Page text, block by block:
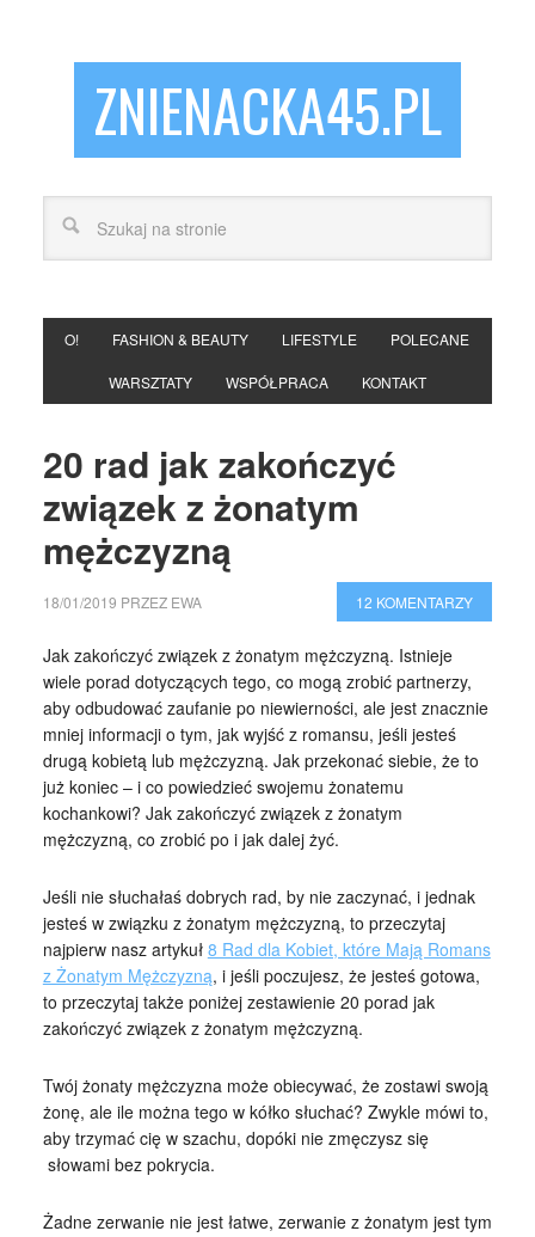
ZNIENACKA45.PL
O! FASHION & BEAUTY LIFESTYLE POLECANE
WARSZTATY WSPÓŁPRACA KONTAKT
20 rad jak zakończyć
związek z żonatym
mężczyzną
18/01/2019 PRZEZ EWA 12 KOMENTARZY
Jak zakończyć związek z żonatym mężczyzną. Istnieje
wiele porad dotyczących tego, co mogą zrobić partnerzy,
aby odbudować zaufanie po niewierności, ale jest znacznie
mniej informacji o tym, jak wyjść z romansu, jeśli jesteś
drugą kobietą lub mężczyzną. Jak przekonać siebie, że to
już koniec – i co powiedzieć swojemu żonatemu
kochankowi? Jak zakończyć związek z żonatym
mężczyzną, co zrobić po i jak dalej żyć.
Jeśli nie słuchałaś dobrych rad, by nie zaczynać, i jednak
jesteś w związku z żonatym mężczyzną, to przeczytaj
najpierw nasz artykuł 8 Rad dla Kobiet, które Mają Romans
z Żonatym Mężczyzną, i jeśli poczujesz, że jesteś gotowa,
to przeczytaj także poniżej zestawienie 20 porad jak
zakończyć związek z żonatym mężczyzną.
Twój żonaty mężczyzna może obiecywać, że zostawi swoją
żonę, ale ile można tego w kółko słuchać? Zwykle mówi to,
aby trzymać cię w szachu, dopóki nie zmęczysz się
słowami bez pokrycia.
Żadne zerwanie nie jest łatwe, zerwanie z żonatym jest tym